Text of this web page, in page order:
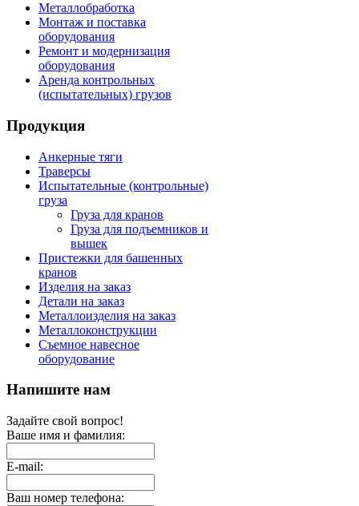
Металлобработка
Монтаж и поставка
оборудования
Ремонт и модернизация
оборудования
Аренда контрольных
(испытательных) грузов
Продукция
Анкерные тяги
Траверсы
Испытательные (контрольные)
груза
Груза для кранов
Груза для подъемников и
вышек
Пристежки для башенных
кранов
Изделия на заказ
Детали на заказ
Металлоизделия на заказ
Металлоконструкции
Съемное навесное
оборудование
Напишите нам
Задайте свой вопрос!
Ваше имя и фамилия:
E-mail:
Ваш номер телефона: